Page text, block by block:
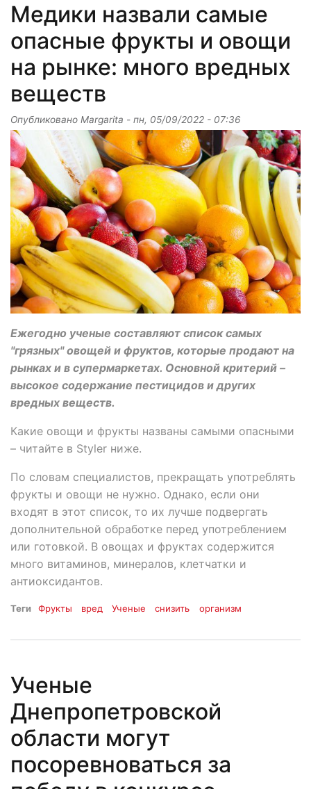
Медики назвали самые
опасные фрукты и овощи
на рынке: много вредных
веществ
Опубликовано Margarita - пн, 05/09/2022 - 07:36
Ежегодно ученые составляют список самых
"грязных" овощей и фруктов, которые продают на
рынках и в супермаркетах. Основной критерий –
высокое содержание пестицидов и других
вредных веществ.
Какие овощи и фрукты названы самыми опасными
– читайте в Styler ниже.
По словам специалистов, прекращать употреблять
фрукты и овощи не нужно. Однако, если они
входят в этот список, то их лучше подвергать
дополнительной обработке перед употреблением
или готовкой. В овощах и фруктах содержится
много витаминов, минералов, клетчатки и
антиоксидантов.
Теги Фрукты вред Ученые снизить организм
Ученые
Днепропетровской
области могут
посоревноваться за